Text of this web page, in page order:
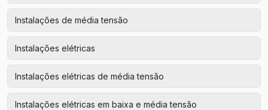
Instalações de média tensão
Instalações elétricas
Instalações elétricas de média tensão
Instalações elétricas em baixa e média tensão